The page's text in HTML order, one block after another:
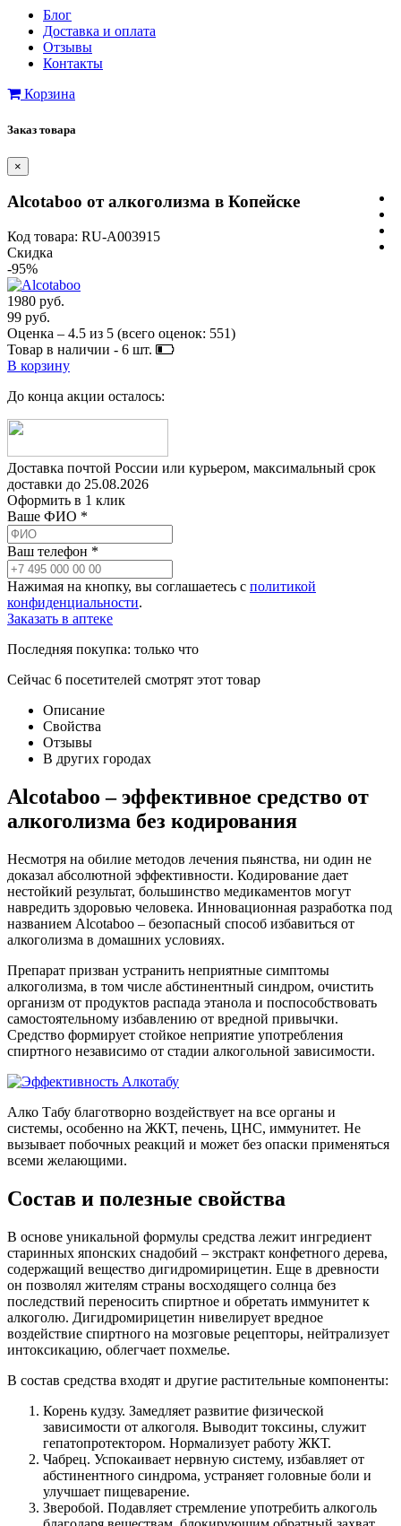
Блог
Доставка и оплата
Отзывы
Контакты
Корзина
Заказ товара
×
Alcotaboo от алкоголизма в Копейске
Код товара: RU-A003915
Скидка
-95%
1980 руб.
99 руб.
Оценка – 4.5 из 5 (всего оценок: 551)
Товар в наличии - 6 шт.
В корзину
До конца акции осталось:
Доставка почтой России или курьером, максимальный срок
доставки до 25.08.2026
Оформить в 1 клик
Ваше ФИО *
Ваш телефон *
Нажимая на кнопку, вы соглашаетесь с политикой
конфиденциальности.
Заказать в аптеке
Последняя покупка: только что
Сейчас 6 посетителей смотрят этот товар
Описание
Свойства
Отзывы
В других городах
Alcotaboo – эффективное средство от
алкоголизма без кодирования
Несмотря на обилие методов лечения пьянства, ни один не
доказал абсолютной эффективности. Кодирование дает
нестойкий результат, большинство медикаментов могут
навредить здоровью человека. Инновационная разработка под
названием Alcotaboo – безопасный способ избавиться от
алкоголизма в домашних условиях.
Препарат призван устранить неприятные симптомы
алкоголизма, в том числе абстинентный синдром, очистить
организм от продуктов распада этанола и поспособствовать
самостоятельному избавлению от вредной привычки.
Средство формирует стойкое неприятие употребления
спиртного независимо от стадии алкогольной зависимости.
Алко Табу благотворно воздействует на все органы и
системы, особенно на ЖКТ, печень, ЦНС, иммунитет. Не
вызывает побочных реакций и может без опаски применяться
всеми желающими.
Состав и полезные свойства
В основе уникальной формулы средства лежит ингредиент
старинных японских снадобий – экстракт конфетного дерева,
содержащий вещество дигидромирицетин. Еще в древности
он позволял жителям страны восходящего солнца без
последствий переносить спиртное и обретать иммунитет к
алкоголю. Дигидромирицетин нивелирует вредное
воздействие спиртного на мозговые рецепторы, нейтрализует
интоксикацию, облегчает похмелье.
В состав средства входят и другие растительные компоненты:
Корень кудзу. Замедляет развитие физической
зависимости от алкоголя. Выводит токсины, служит
гепатопротектором. Нормализует работу ЖКТ.
Чабрец. Успокаивает нервную систему, избавляет от
абстинентного синдрома, устраняет головные боли и
улучшает пищеварение.
Зверобой. Подавляет стремление употребить алкоголь